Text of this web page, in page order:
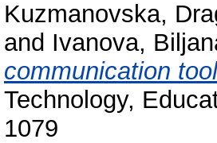
Kuzmanovska,
and Ivanova,
communication
Technology,
1079